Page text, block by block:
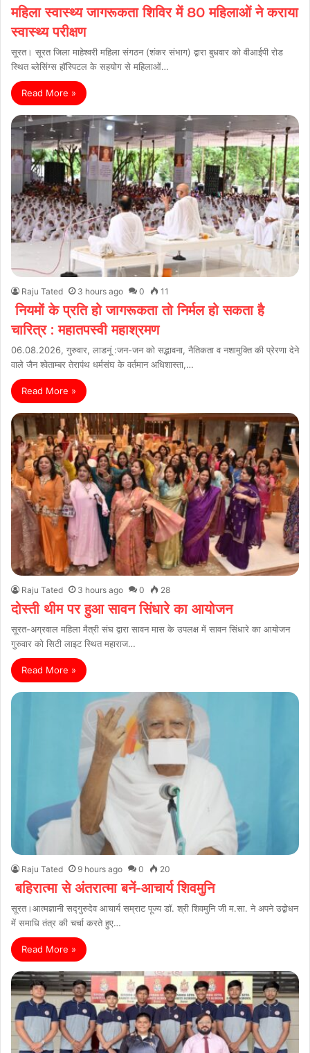
महिला स्वास्थ्य जागरूकता शिविर में 80 महिलाओं ने कराया
स्वास्थ्य परीक्षण
सूरत। सूरत जिला माहेश्वरी महिला संगठन (शंकर संभाग) द्वारा बुधवार को वीआईपी रोड
स्थित ब्लेसिंग्स हॉस्पिटल के सहयोग से महिलाओं…
Read More »
Raju Tated 3 hours ago 0 11
नियमों के प्रति हो जागरूकता तो निर्मल हो सकता है
चारित्र : महातपस्वी महाश्रमण
06.08.2026, गुरुवार, लाडनूं :जन-जन को सद्भावना, नैतिकता व नशामुक्ति की प्रेरणा देने
वाले जैन श्वेताम्बर तेरापंथ धर्मसंघ के वर्तमान अधिशास्ता,…
Read More »
Raju Tated 3 hours ago 0 28
दोस्ती थीम पर हुआ सावन सिंधारे का आयोजन
सूरत-अग्रवाल महिला मैत्री संघ द्वारा सावन मास के उपलक्ष में सावन सिंधारे का आयोजन
गुरुवार को सिटी लाइट स्थित महाराज…
Read More »
Raju Tated 9 hours ago 0 20
बहिरात्मा से अंतरात्मा बनें-आचार्य शिवमुनि
सूरत।आत्मज्ञानी सद्गुरुदेव आचार्य सम्राट पूज्य डॉ. श्री शिवमुनि जी म.सा. ने अपने उद्बोधन
में समाधि तंत्र की चर्चा करते हुए…
Read More »